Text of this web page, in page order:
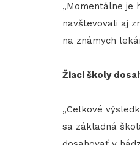
„Momentálne je
navštevovali aj
na známych
Žiaci školy
„Celkové
sa základná